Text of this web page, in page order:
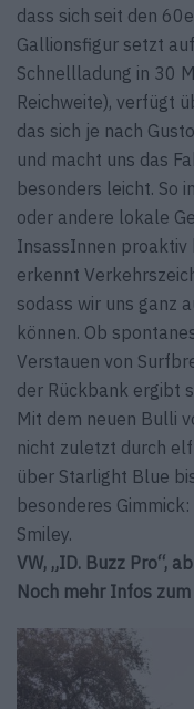
dass sich seit den
Gallionsfigur setzt
Schnellladung in 30
Reichweite), verfügt
das sich je nach
und macht uns das
besonders leicht. So
oder andere lokale
InsassInnen
erkennt
sodass wir uns ganz
können. Ob
Verstauen von
der Rück­bank ergibt
Mit dem neuen Bulli
nicht zuletzt durch
über Starlight Blue
besonderes
Smiley.
VW, „ID. Buzz Pro“,
Noch mehr Infos